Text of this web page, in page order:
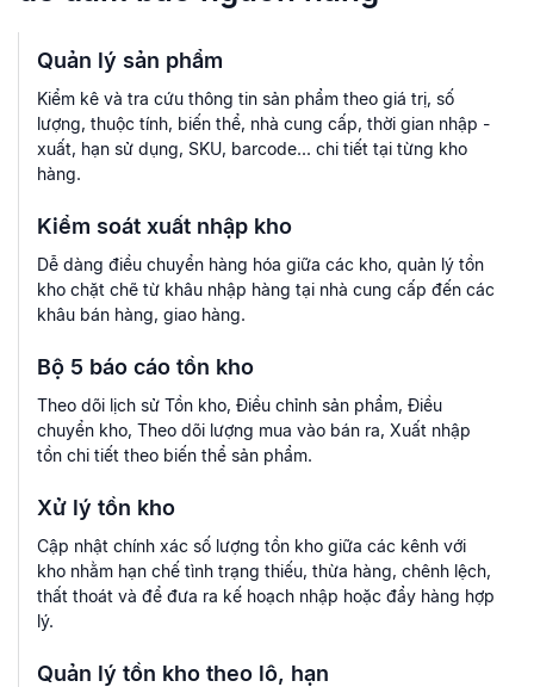
Quản lý sản phẩm
Kiểm kê và tra cứu thông tin sản phẩm theo giá trị, số
lượng, thuộc tính, biến thể, nhà cung cấp, thời gian nhập -
xuất, hạn sử dụng, SKU, barcode... chi tiết tại từng kho
hàng.
Kiểm soát xuất nhập kho
Dễ dàng điều chuyển hàng hóa giữa các kho, quản lý tồn
kho chặt chẽ từ khâu nhập hàng tại nhà cung cấp đến các
khâu bán hàng, giao hàng.
Bộ 5 báo cáo tồn kho
Theo dõi lịch sử Tồn kho, Điều chỉnh sản phẩm, Điều
chuyển kho, Theo dõi lượng mua vào bán ra, Xuất nhập
tồn chi tiết theo biến thể sản phẩm.
Xử lý tồn kho
Cập nhật chính xác số lượng tồn kho giữa các kênh với
kho nhằm hạn chế tình trạng thiếu, thừa hàng, chênh lệch,
thất thoát và để đưa ra kế hoạch nhập hoặc đẩy hàng hợp
lý.
Quản lý tồn kho theo lô, hạn